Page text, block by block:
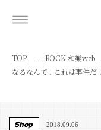
TOP ROCK 和樂web
なるなんて！これは事件だ！
Shop 2018.09.06